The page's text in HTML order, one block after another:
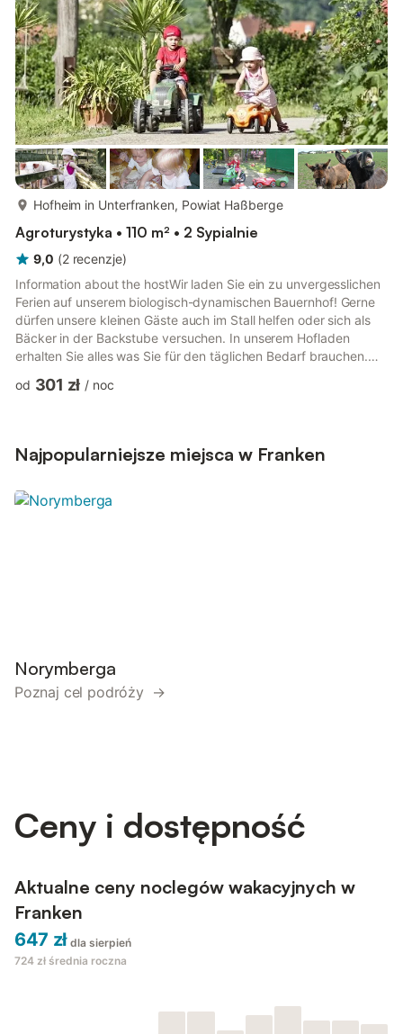
Frankenwein. Ein weiteres Highlight ist unser neu renovierter
Gewölbekeller. ...
Hofheim in Unterfranken, Powiat Haßberge
Agroturystyka • 110 m² • 2 Sypialnie
9,0 (2 recenzje)
Information about the hostWir laden Sie ein zu unvergesslichen
Ferien auf unserem biologisch-dynamischen Bauernhof! Gerne
dürfen unsere kleinen Gäste auch im Stall helfen oder sich als
Bäcker in der Backstube versuchen. In unserem Hofladen
erhalten Sie alles was Sie für den täglichen Bedarf brauchen.
Unsere großzügigen Wohnungen sind ausgestattet mit einer
Unser Beitrag zum Thema "Nachhaltigkeit": - biologisch-
dynamische Landwi...
od 301 zł / noc
Najpopularniejsze miejsca w Franken
Norymberga
Poznaj cel podróży →
Ceny i dostępność
Aktualne ceny noclegów wakacyjnych w
Franken
647 zł dla sierpień
724 zł średnia roczna